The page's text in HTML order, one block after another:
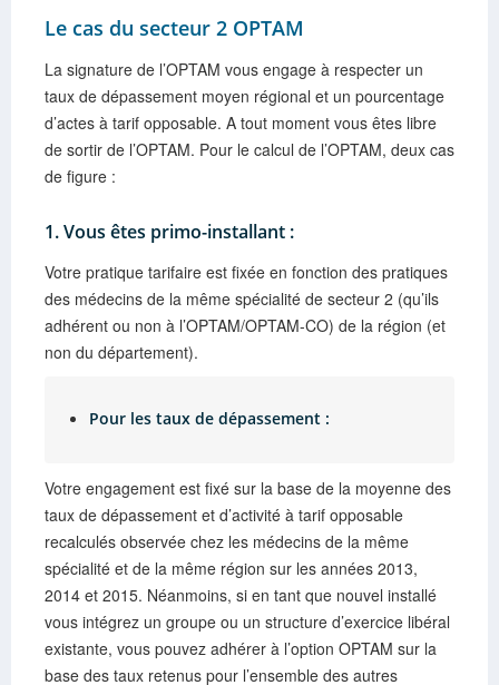
Le cas du secteur 2 OPTAM
La signature de l’OPTAM vous engage à respecter un
taux de dépassement moyen régional et un pourcentage
d’actes à tarif opposable. A tout moment vous êtes libre
de sortir de l’OPTAM. Pour le calcul de l’OPTAM, deux cas
de figure :
1. Vous êtes primo-installant :
Votre pratique tarifaire est fixée en fonction des pratiques
des médecins de la même spécialité de secteur 2 (qu’ils
adhérent ou non à l’OPTAM/OPTAM-CO) de la région (et
non du département).
Pour les taux de dépassement :
Votre engagement est fixé sur la base de la moyenne des
taux de dépassement et d’activité à tarif opposable
recalculés observée chez les médecins de la même
spécialité et de la même région sur les années 2013,
2014 et 2015. Néanmoins, si en tant que nouvel installé
vous intégrez un groupe ou un structure d’exercice libéral
existante, vous pouvez adhérer à l’option OPTAM sur la
base des taux retenus pour l’ensemble des autres